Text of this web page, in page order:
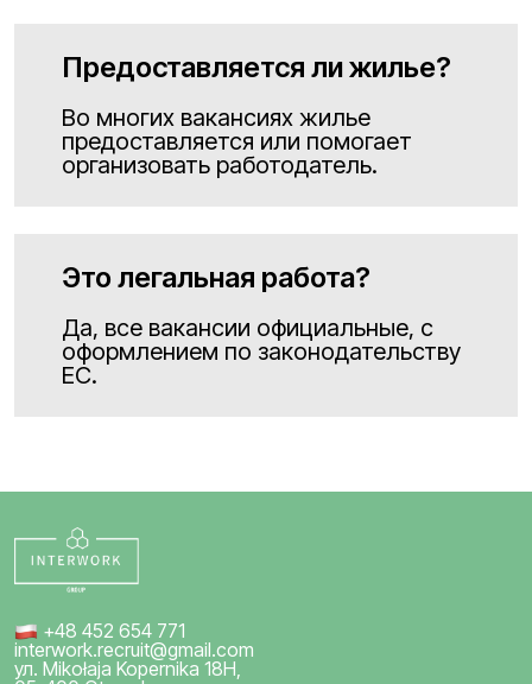
Предоставляется ли жилье?
Во многих вакансиях жилье
предоставляется или помогает
организовать работодатель.
Это легальная работа?
Да, все вакансии официальные, с
оформлением по законодательству
ЕС.
+48 452 654 771
interwork.recruit@gmail.com
ул. Mikołaja Kopernika 18H,